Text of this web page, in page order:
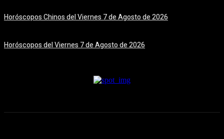
Horóscopos Chinos del Viernes 7 de Agosto de 2026
Horóscopos del Viernes 7 de Agosto de 2026